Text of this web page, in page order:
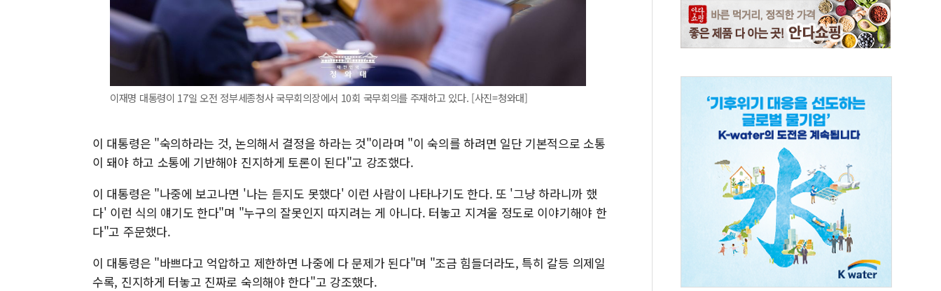
이재명 대통령이 17일 오전 정부세종청사 국무회의장에서 10회 국무회의를 주재하고 있다. [사진=청와대]
이 대통령은 "숙의하라는 것, 논의해서 결정을 하라는 것"이라며 "이 숙의를 하려면 일단 기본적으로 소통
이 돼야 하고 소통에 기반해야 진지하게 토론이 된다"고 강조했다.
이 대통령은 "나중에 보고나면 '나는 듣지도 못했다' 이런 사람이 나타나기도 한다. 또 '그냥 하라니까 했
다' 이런 식의 얘기도 한다"며 "누구의 잘못인지 따지려는 게 아니다. 터놓고 지겨울 정도로 이야기해야 한
다"고 주문했다.
이 대통령은 "바쁘다고 억압하고 제한하면 나중에 다 문제가 된다"며 "조금 힘들더라도, 특히 갈등 의제일
수록, 진지하게 터놓고 진짜로 숙의해야 한다"고 강조했다.